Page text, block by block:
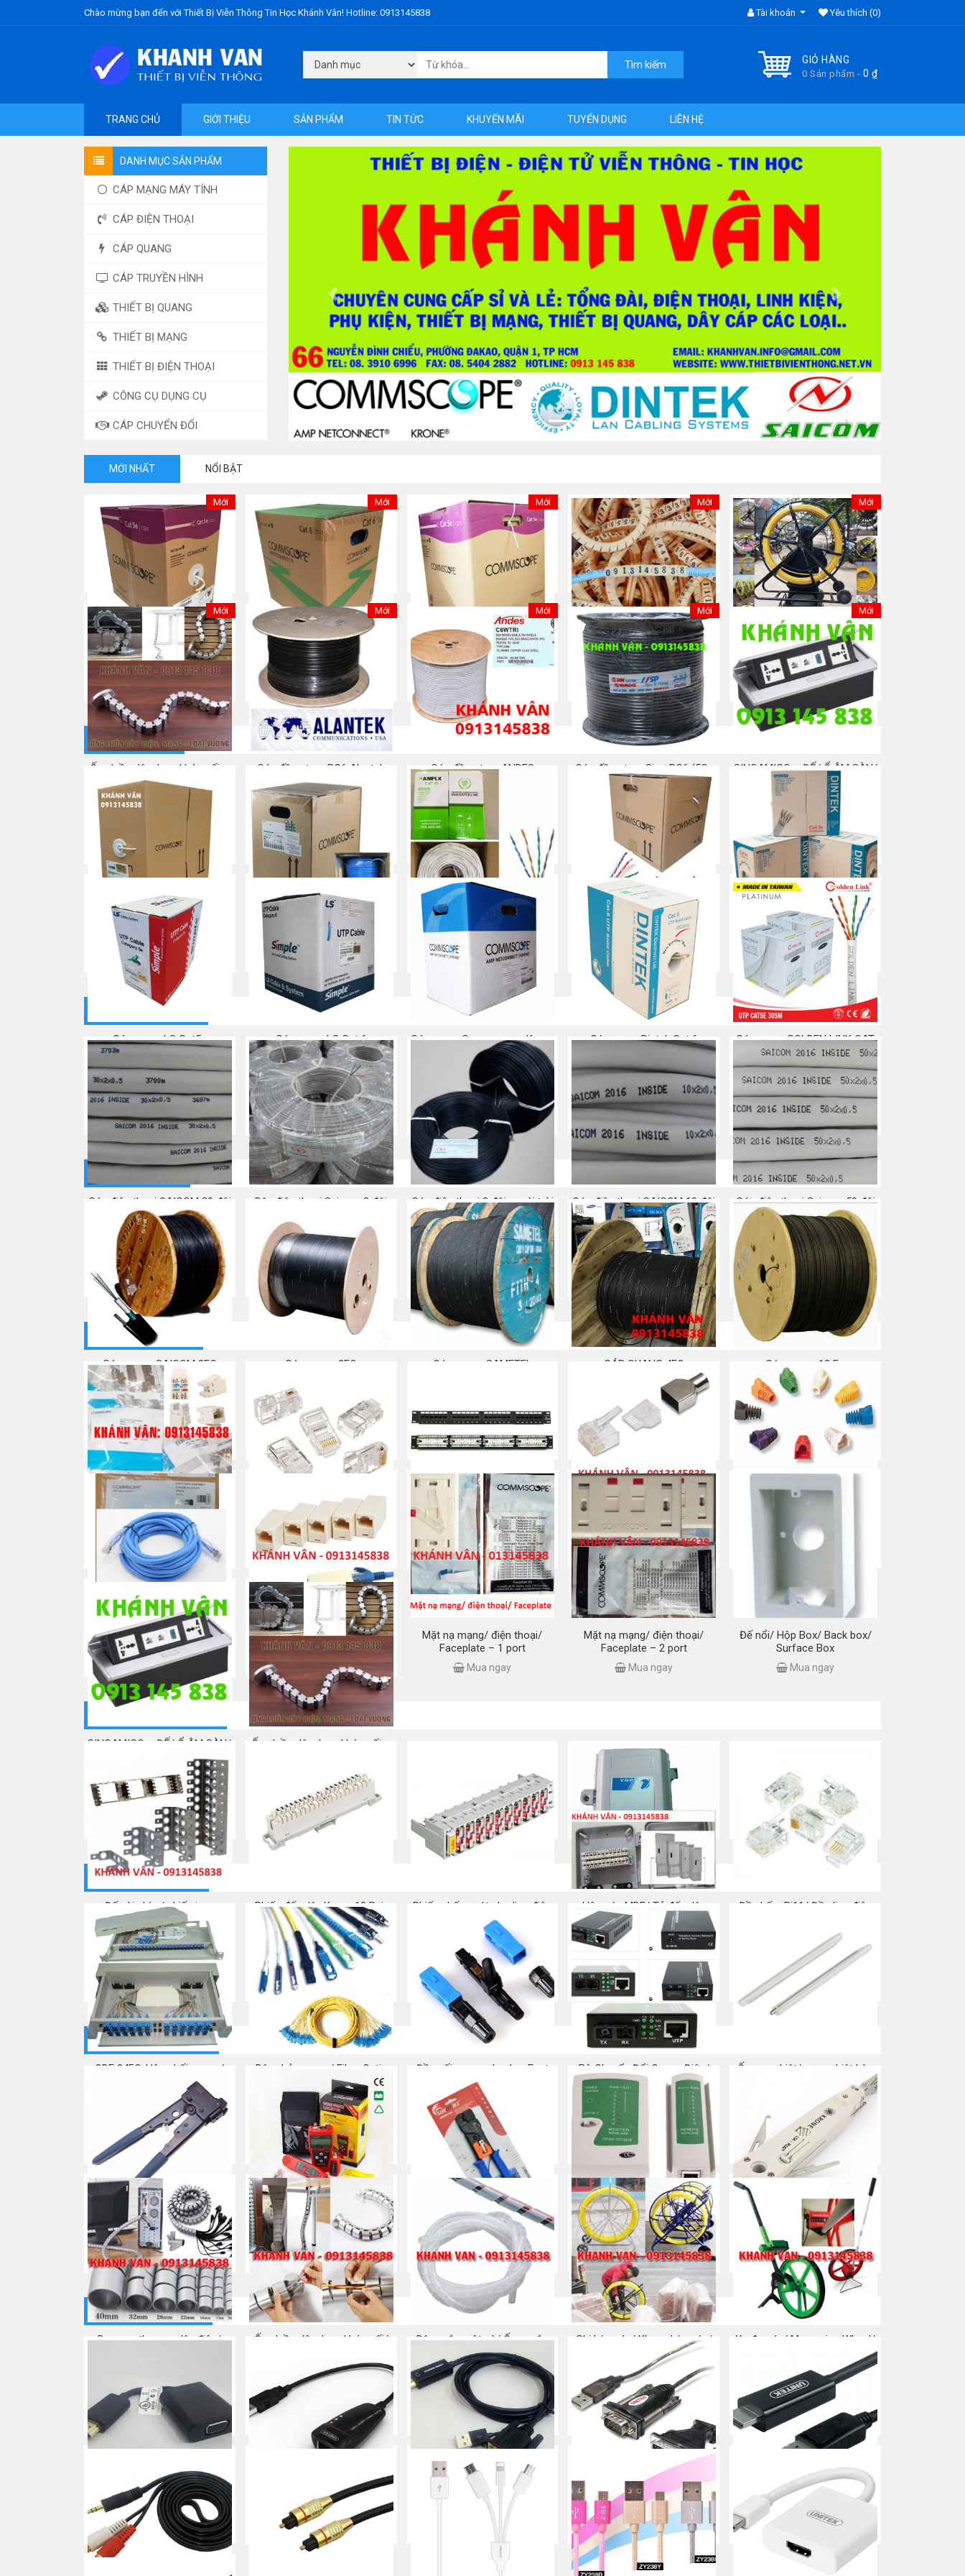
Chào mừng bạn đến với Thiết Bị Viễn Thông Tin Học Khánh Vân! Hotline: 0913145838 Tài khoản Yêu thích (0)
GIỎ HÀNG
0 Sản phẩm - 0 ₫
Tìm kiếm
TRANG CHỦ GIỚI THIỆU SẢN PHẨM TIN TỨC KHUYẾN MÃI TUYỂN DỤNG LIÊN HỆ
DANH MỤC SẢN PHẨM
CÁP MẠNG MÁY TÍNH
CÁP ĐIỆN THOẠI
CÁP QUANG
CÁP TRUYỀN HÌNH
THIẾT BỊ QUANG
THIẾT BỊ MẠNG
THIẾT BỊ ĐIỆN THOẠI
CÔNG CỤ DỤNG CỤ
CÁP CHUYỂN ĐỔI
Previous Next
MỚI NHẤT NỔI BẬT
Mới
NEW – Cáp mạng Cat5e UTP
COMMSCOPE
Mua ngay
Mới
NEW – Cáp mạng
Commscope/AMP CAT 6
Mua ngay
Mới
NEW-Cáp mạng Commscope
Cat 5e chống nhiễu (STP)
Mua ngay
Mới
Bộ số/chữ/ Vòng đánh số dây
mạng cao su CAT5E CAT6
Mua ngay
Mới
Ghi kéo/luồn cáp SỈ/LẺ
Mua ngay
Mới
Ống luồn dây dạng khớp nối –
hình vuông
Mua ngay
Mới
Cáp đồng trục RG6 Alantek
Mua ngay
Mới
Cáp đồng trục ANDES
Mua ngay
Mới
Cáp đồng trục Sino RG6 (5C-
FB)
Mua ngay
Mới
SINOAMIGO – ĐẾ/ Ổ ÂM SÀN/
BÀN ĐA NĂNG
Mua ngay
CÁP MẠNG
Commscope CAT 5e
Mua ngay
Commscope/AMP CAT 6
Mua ngay
Cáp mạng AMPLX Cat 5e
Mua ngay
Cáp mạng Commscope Cat
5e chống nhiễu (STP)
Mua ngay
Cáp mạng Dintek Cat 5e
Mua ngay
Cáp mạng LS Cat5e Cáp mạng LS Cat 6
Mua ngay
Cáp mạng Commscope Krone
Cat 6
Mua ngay
Cáp mạng Dintek Cat 6
Cáp mạng GOLDEN LINK CAT
5E
Mua ngay
Cáp điện thoại SAICOM 30 đôi
Mua ngay
Dây điện thoại Saicom 2 đôi Cáp điện thoại 2 đôi ngoài trời
Mua ngay
Cáp điện thoại SAICOM 10 đôi
Mua ngay
Cáp điện thoại Saicom 50 đôi
trong nhà
Mua ngay
CÁP QUANG
Cáp quang SAICOM 8FO
Mua ngay
Cáp quang 2FO Cáp quang SAMETEL CÁP QUANG 4FO
Mua ngay
Cáp quang 12 Fo
Mua ngay
THIẾT BỊ MẠNG
RJ45 Cat 5e – Modular Jack /
Nhân mạng/ Keystone
Mua ngay
RJ45 Cat 5e – Jack/ Plug/
Đầu bấm/ Hạt mạng
Mua ngay
Patch panel 24 port CAT5e
Mua ngay
RJ45 Cat 6 – Plug/ jack/ Đầu
bấm/ Hạt mạng (3 mảnh)
Mua ngay
Đầu chụp/ Đầu boot/ Boot
Colour/ Plug Boot
Patch cord Cat 5e/ Dây nhảy
mạng
Mua ngay
Đầu nối RJ45 Cat 5E/ Cat 6 –
Connector/ Domino
Mua ngay
Mặt nạ mạng/ điện thoại/
Faceplate – 1 port
Mua ngay
Mặt nạ mạng/ điện thoại/
Faceplate – 2 port
Mua ngay
Đế nổi/ Hộp Box/ Back box/
Surface Box
Mua ngay
SINOAMIGO – ĐẾ/ Ổ ÂM SÀN/
BÀN ĐA NĂNG
Mua ngay
Ống luồn dây dạng khớp nối –
Mua ngay
Đế cài phím/ phiến inox
10/20/30/50/150 (15 WAY)
Mua ngay
Phiến đấu dây Krone 10 Pair
Mua ngay
Phiến chống sét cho line điện
thoại 10 đôi
Mua ngay
Hộp cáp MDF/ Tủ đấu dây
điện thoại
Mua ngay
Đầu bấm Rj11/ Đầu line điện
Mua ngay
THIẾT BỊ QUANG
ODF 24FO-Hộp phối quang/
Giá phối quang
Mua ngay
Dây nhảy quang/ Fiber Optic
Patch Cord
Mua ngay
Đầu nối quang nhanh – Fast
Connector SC/APC
Mua ngay
Bộ Chuyển Đổi Quang Điện/
Converter Quang 10/100M
Ống co nhiệt/ nung nhiệt hàn
Mua ngay
CÔNG CỤ DỤNG CỤ
Kìm bấm mạng đầu RJ45,
chính hãng COMMSCOPE/
AMP
Mua ngay
MÁY TEST MẠNG NF-308
Mua ngay
Kìm bấm mạng RJ45 –
SUNKIT
Mua ngay
Máy Test cáp mạng, điện
thoại – RJ45/ RJ11
Mua ngay
Tool nhấn phiến Krone/ Dao
phập phiến
Mua ngay
Dụng cụ thu gọn dây điện/
Ống luồn dây dạng khớp nối/
chân luồn cáp
Mua ngay
Dây xoắn ruột gà/ Ống xoắn
bó dây
Mua ngay
Ghi kéo cáp/ Khung kéo cáp/
Dây mồi cáp ngầm
Mua ngay
Xe đo cáp/ Measuring Wheel/
Mua ngay
CÁP CHUYỂN ĐỔI
CÁP HDMI -> VGA (HP-
HSTNN-GD07)
Mua ngay
CÁP USB 2.0 -> LAN UNITEK
(Y-1466)
Mua ngay
CÁP HDMI -> VGA + USB
KINGMASTER (KY-H129B)
Mua ngay
CÁP USB 2.0 -> COM 9 + ĐĐ
COM 9 -> COM 25 UNITEK (Y-
105A)
Mua ngay
CÁP DISPLAYPORT -> HDMI
UNITEK (Y-5118CA)